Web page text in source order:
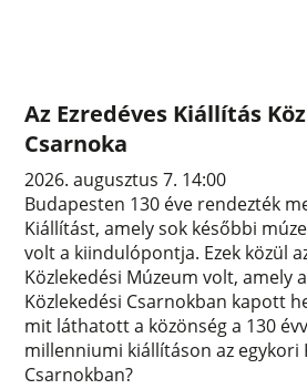
Az Ezredéves Kiállítás
Csarnoka
2026. augusztus 7. 14:00
Budapesten 130 éve rendezték
Kiállítást, amely sok későbbi
volt a kiindulópontja. Ezek közül
Közlekedési Múzeum volt, amely
Közlekedési Csarnokban kapott
mit láthatott a közönség a 130
millenniumi kiállításon az egykori
Csarnokban?